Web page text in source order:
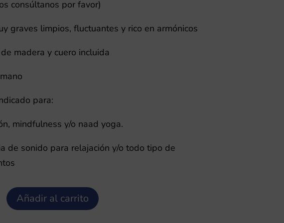
era:
es:
consúltanos por favor)
graves limpios, fluctuantes y rico en armónicos
madera y cuero incluida
para:
mindfulness y/o naad yoga.
de sonido para relajación y/o todo tipo de
Añadir al carrito